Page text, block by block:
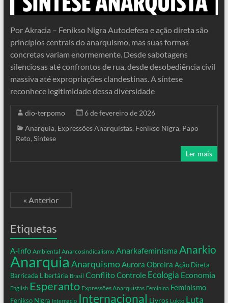
Por Akracia – Fenikso Nigra Autodefesa e ação direta são
princípios centrais do anarquismo, mas suas formas
concretas variam enormemente. Desde sabotagens
silenciosas até confrontos de rua, desde desobediência civil
massiva até expropriações clandestinas. A síntese
reconhece legitimidade dessa diversidade
dio-terpomo
6 de fevereiro de 2026
Anarquia, Expressões Anarquistas, Fenikso Nigra, Papo
Reto, Síntese
Ler mais
« Anterior
Etiquetas
A-Info Ambiental Anarcosindicalismo Anarkafeminisma Anarkio
Anarquia AnarquismoAurora Obreira Ação Direta
Barricada Libertária Brasil ConflitoControle Ecologia Economia
English Esperanto Expressões Anarquistas Feminina Feminismo
Fenikso Nigra Internacio Internacional Livros Lukto Luta